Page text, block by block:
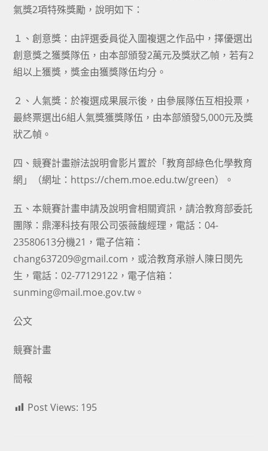
氣獎2項特殊獎勵，說明如下：
１、創意獎：由評選委員從入圍複選之作品中，擇優選出
創意獎之獲獎隊伍，由本部頒發2萬元及獎狀乙幀，若有2
組以上獲獎，獎金由獲獎隊伍均分。
２、人氣獎：於複選成果展示後，由參展隊伍互相投票，
最終票選出6組人氣獎獲獎隊伍，由本部頒發5,000元及獎
狀乙幀。
四、競賽計畫辦法說明會影片置於「教育部綠色化學教育
網」（網址：https://chem.moe.edu.tw/green）。
五、本競賽計畫申請及說明會相關資訊，請洽教育部委託
團隊：鼎澤科技有限公司張薇馥經理，電話：04-
23580613分機21，電子信箱：
chang637209@gmail.com，或洽教育承辦人陳日閔先
生，電話：02-77129122，電子信箱：
sunming@mail.moe.gov.tw。
公文
競賽計畫
簡報
Post Views: 195